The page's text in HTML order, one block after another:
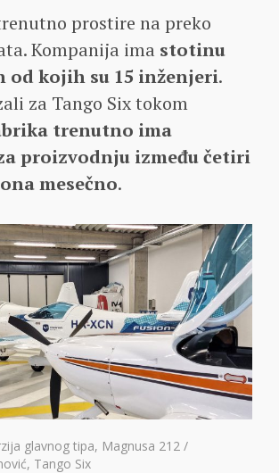
prostire na preko
Kompanija ima stotinu
od kojih su 15 inženjeri.
za Tango Six tokom
trenutno ima
proizvodnju između četiri
mesečno.
glavnog tipa, Magnusa 212 /
Tango Six